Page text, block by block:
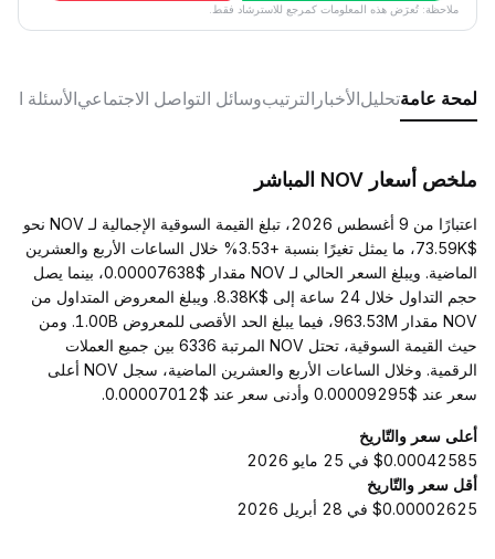
ملاحظة: تُعرَض هذه المعلومات كمرجع للاسترشاد فقط.
لمحة عامةتحليلالأخبار الترتيبوسائل التواصل الاجتماعيالأسئلة
ملخص أسعار NOV المباشر
اعتبارًا من 9 أغسطس 2026، تبلغ القيمة السوقية الإجمالية لـ NOV نحو
$73.59K، ما يمثل تغيرًا بنسبة +3.53% خلال الساعات الأربع والعشرين
الماضية. ويبلغ السعر الحالي لـ NOV مقدار $0.00007638، بينما يصل
حجم التداول خلال 24 ساعة إلى $8.38K. ويبلغ المعروض المتداول من
NOV مقدار 963.53M، فيما يبلغ الحد الأقصى للمعروض 1.00B. ومن
حيث القيمة السوقية، تحتل NOV المرتبة 6336 بين جميع العملات
الرقمية. وخلال الساعات الأربع والعشرين الماضية، سجل NOV أعلى
سعر عند $0.00009295 وأدنى سعر عند $0.00007012.
أعلى سعر والتّاريخ
$0.00042585 في 25 مايو 2026
أقل سعر والتّاريخ
$0.00002625 في 28 أبريل 2026